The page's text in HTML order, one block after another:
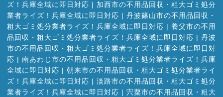
ズ！兵庫全域に即日対応 | 加西市の不用品回収・粗大ゴミ処分
業者ライズ！兵庫全域に即日対応 | 丹波篠山市の不用品回収・
粗大ゴミ処分業者ライズ！兵庫全域に即日対応 | 養父市の不用
品回収・粗大ゴミ処分業者ライズ！兵庫全域に即日対応 | 丹波
市の不用品回収・粗大ゴミ処分業者ライズ！兵庫全域に即日対
応 | 南あわじ市の不用品回収・粗大ゴミ処分業者ライズ！兵庫
全域に即日対応 | 朝来市の不用品回収・粗大ゴミ処分業者ライ
ズ！兵庫全域に即日対応 | 淡路市の不用品回収・粗大ゴミ処分
業者ライズ！兵庫全域に即日対応 | 宍粟市の不用品回収・粗大